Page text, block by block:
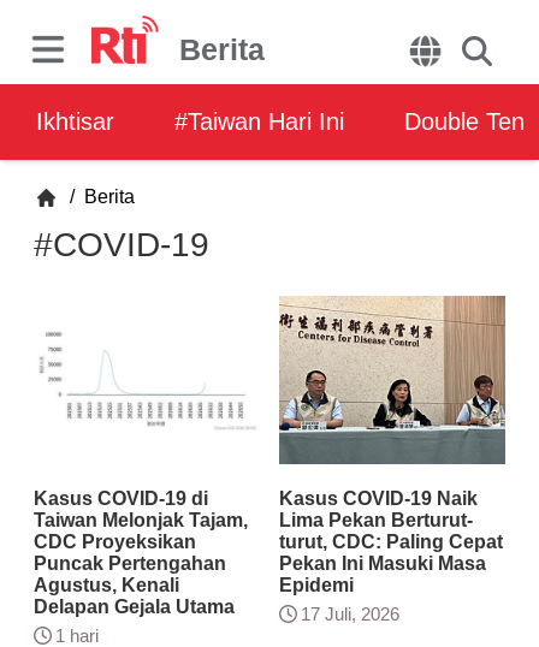
Berita
Ikhtisar #Taiwan Hari Ini Double Ten
/ Berita
#COVID-19
Kasus COVID-19 di
Taiwan Melonjak Tajam,
CDC Proyeksikan
Puncak Pertengahan
Agustus, Kenali
Delapan Gejala Utama
1 hari
Kasus COVID-19 Naik
Lima Pekan Berturut-
turut, CDC: Paling Cepat
Pekan Ini Masuki Masa
Epidemi
17 Juli, 2026